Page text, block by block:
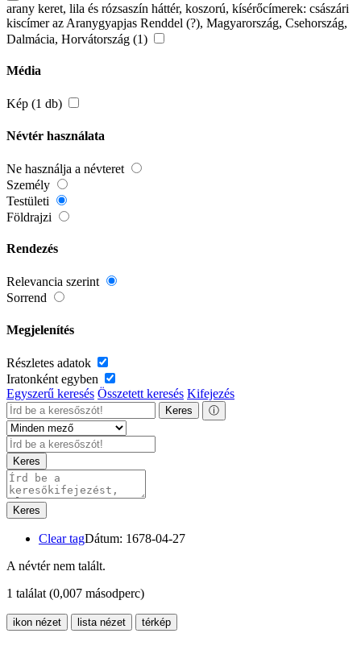
arany keret, lila és rózsaszín háttér, koszorú, kísérőcímerek: császári
kiscímer az Aranygyapjas Renddel (?), Magyarország, Csehország,
Dalmácia, Horvátország (1)
Média
Kép (1 db)
Névtér használata
Ne használja a névteret
Személy
Testületi
Földrajzi
Rendezés
Relevancia szerint
Sorrend
Megjelenítés
Részletes adatok
Iratonként egyben
Egyszerű keresés Összetett keresés Kifejezés
Keres ⓘ
Keres
Keres
Clear tagDátum: 1678-04-27
A névtér nem talált.
1 találat (0,007 másodperc)
ikon nézet lista nézet térkép